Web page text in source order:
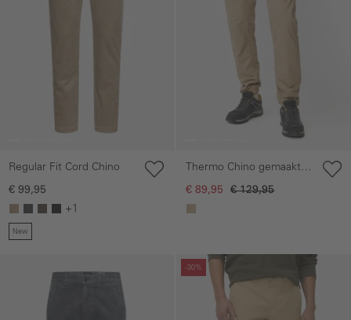
Regular Fit Cord Chino
€ 99,95
+1
New
Thermo Chino gemaakt
van puur katoen met
€ 89,95 € 129,95
-30%
Galerie overslaan